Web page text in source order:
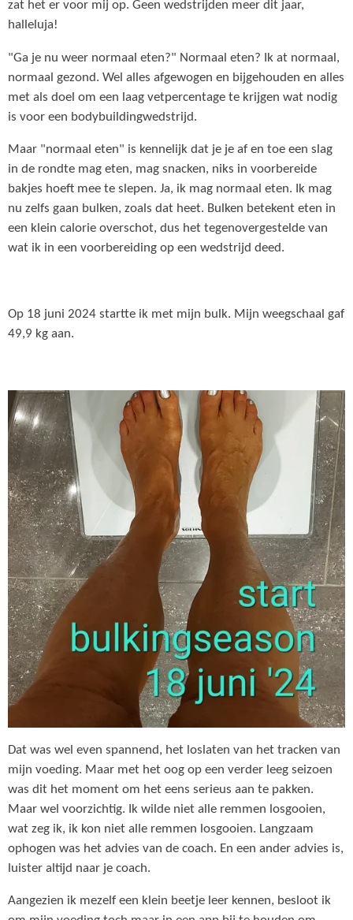
zat het er voor mij op. Geen wedstrijden meer dit jaar,
halleluja!
"Ga je nu weer normaal eten?" Normaal eten? Ik at normaal,
normaal gezond. Wel alles afgewogen en bijgehouden en alles
met als doel om een laag vetpercentage te krijgen wat nodig
is voor een bodybuildingwedstrijd.
Maar "normaal eten" is kennelijk dat je je af en toe een slag
in de rondte mag eten, mag snacken, niks in voorbereide
bakjes hoeft mee te slepen. Ja, ik mag normaal eten. Ik mag
nu zelfs gaan bulken, zoals dat heet. Bulken betekent eten in
een klein calorie overschot, dus het tegenovergestelde van
wat ik in een voorbereiding op een wedstrijd deed.
Op 18 juni 2024 startte ik met mijn bulk. Mijn weegschaal gaf
49,9 kg aan.
Dat was wel even spannend, het loslaten van het tracken van
mijn voeding. Maar met het oog op een verder leeg seizoen
was dit het moment om het eens serieus aan te pakken.
Maar wel voorzichtig. Ik wilde niet alle remmen losgooien,
wat zeg ik, ik kon niet alle remmen losgooien. Langzaam
ophogen was het advies van de coach. En een ander advies is,
luister altijd naar je coach.
Aangezien ik mezelf een klein beetje leer kennen, besloot ik